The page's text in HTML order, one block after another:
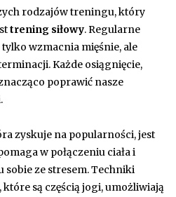
rodzajów treningu, który
trening siłowy. Regularne
wzmacnia mięśnie, ale
Każde osiągnięcie,
poprawić nasze
zyskuje na popularności, jest
w połączeniu ciała i
sobie ze stresem. Techniki
są częścią jogi, umożliwiają